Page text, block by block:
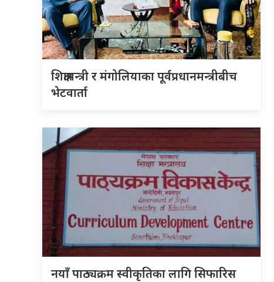
शिक्षामन्त्री र मंगोलियाका पूर्वप्रधानमन्त्रीबीच
भेटवार्ता
नयाँ पाठ्यक्रम स्वीकृतिका लागि सिफारिस